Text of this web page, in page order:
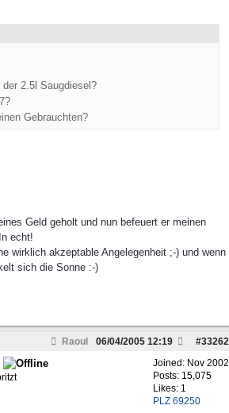
2.5l Saugdiesel?
Gebrauchten?
Geld geholt und nun befeuert er meinen
echt!
wirklich akzeptable Angelegenheit ;-) und wenn
sich die Sonne :-)
Raoul #33262
06/04/2005 12:19
Joined: Nov 2002
Posts: 15,075
Likes: 1
PLZ 69250